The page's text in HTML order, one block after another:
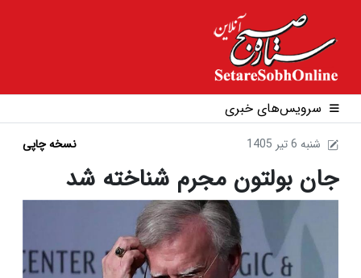
سرویس‌های خبری
1405 شنبه 6 تير نسخه چاپی
جان بولتون مجرم شناخته شد